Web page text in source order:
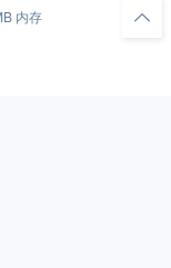
内存